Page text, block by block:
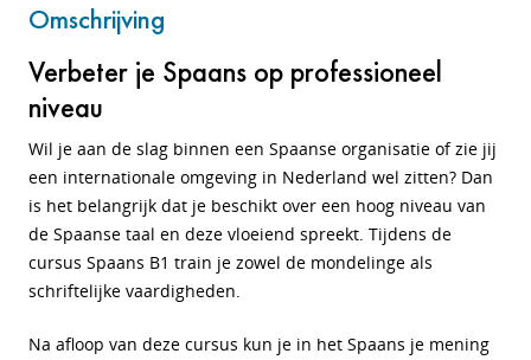
Omschrijving
Verbeter je Spaans op professioneel
niveau
Wil je aan de slag binnen een Spaanse organisatie of zie jij
een internationale omgeving in Nederland wel zitten? Dan
is het belangrijk dat je beschikt over een hoog niveau van
de Spaanse taal en deze vloeiend spreekt. Tijdens de
cursus Spaans B1 train je zowel de mondelinge als
schriftelijke vaardigheden.
Na afloop van deze cursus kun je in het Spaans je mening